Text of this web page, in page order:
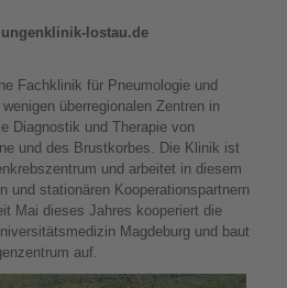
lostau.de
Fachklinik für Pneumologie und
überregionalen Zentren in
Diagnostik und Therapie von
und des Brustkorbes. Die Klinik ist
und arbeitet in diesem
und stationären Kooperationspartnern
Mai dieses Jahres kooperiert die
Magdeburg und baut
auf.